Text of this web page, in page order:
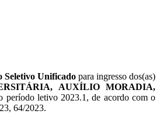
Seletivo Unificado para ingresso dos(as)
AUXÍLIO MORADIA,
período letivo 2023.1,de acordo com o
64/2023.